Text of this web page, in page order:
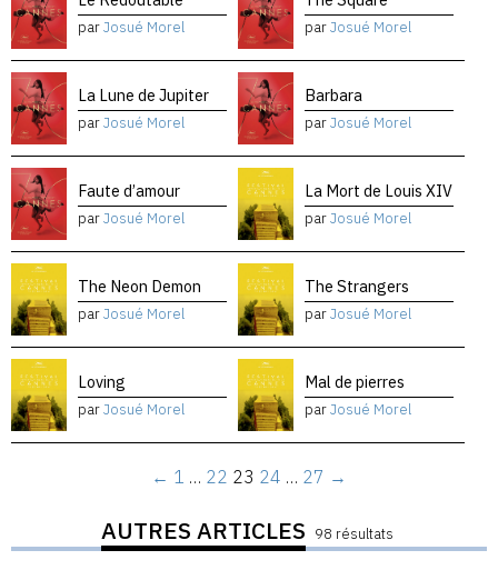
parJosué Morel parJosué Morel
La Lune de Jupiter
parJosué Morel
Barbara
parJosué Morel
Faute d’amour
parJosué Morel
La Mort de Louis XIV
parJosué Morel
The Neon Demon
parJosué Morel
The Strangers
parJosué Morel
Loving
parJosué Morel
Mal de pierres
parJosué Morel
← 1 … 22 23 24 … 27 →
AUTRES ARTICLES 98 résultats